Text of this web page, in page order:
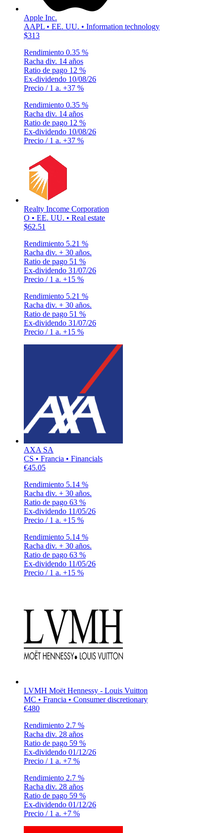
Apple Inc.
AAPL • EE. UU. • Information technology
$313
Rendimiento 0.35 %
Racha div. 14 años
Ratio de pago 12 %
Ex-dividendo 10/08/26
Precio / 1 a. +37 %
Rendimiento 0.35 %
Racha div. 14 años
Ratio de pago 12 %
Ex-dividendo 10/08/26
Precio / 1 a. +37 %
Realty Income Corporation
O • EE. UU. • Real estate
$62.51
Rendimiento 5.21 %
Racha div. + 30 años.
Ratio de pago 51 %
Ex-dividendo 31/07/26
Precio / 1 a. +15 %
Rendimiento 5.21 %
Racha div. + 30 años.
Ratio de pago 51 %
Ex-dividendo 31/07/26
Precio / 1 a. +15 %
AXA SA
CS • Francia • Financials
€45.05
Rendimiento 5.14 %
Racha div. + 30 años.
Ratio de pago 63 %
Ex-dividendo 11/05/26
Precio / 1 a. +15 %
Rendimiento 5.14 %
Racha div. + 30 años.
Ratio de pago 63 %
Ex-dividendo 11/05/26
Precio / 1 a. +15 %
LVMH Moët Hennessy - Louis Vuitton
MC • Francia • Consumer discretionary
€480
Rendimiento 2.7 %
Racha div. 28 años
Ratio de pago 59 %
Ex-dividendo 01/12/26
Precio / 1 a. +7 %
Rendimiento 2.7 %
Racha div. 28 años
Ratio de pago 59 %
Ex-dividendo 01/12/26
Precio / 1 a. +7 %